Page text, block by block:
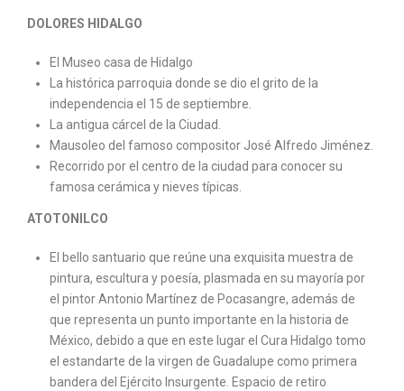
DOLORES HIDALGO
El Museo casa de Hidalgo
La histórica parroquia donde se dio el grito de la
independencia el 15 de septiembre.
La antigua cárcel de la Ciudad.
Mausoleo del famoso compositor José Alfredo Jiménez.
Recorrido por el centro de la ciudad para conocer su
famosa cerámica y nieves típicas.
ATOTONILCO
El bello santuario que reúne una exquisita muestra de
pintura, escultura y poesía, plasmada en su mayoría por
el pintor Antonio Martínez de Pocasangre, además de
que representa un punto importante en la historia de
México, debido a que en este lugar el Cura Hidalgo tomo
el estandarte de la virgen de Guadalupe como primera
bandera del Ejército Insurgente. Espacio de retiro